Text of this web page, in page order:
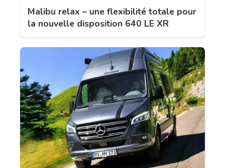
Malibu relax – une flexibilité totale pour
la nouvelle disposition 640 LE XR